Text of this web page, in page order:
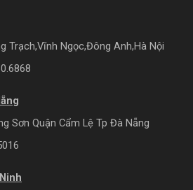
Trạch,Vĩnh Ngọc,Đông Anh,Hà Nội
Sơn Quận Cẩm Lệ Tp Đà Nẵng